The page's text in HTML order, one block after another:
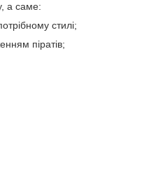
а саме:
стилі;
піратів;